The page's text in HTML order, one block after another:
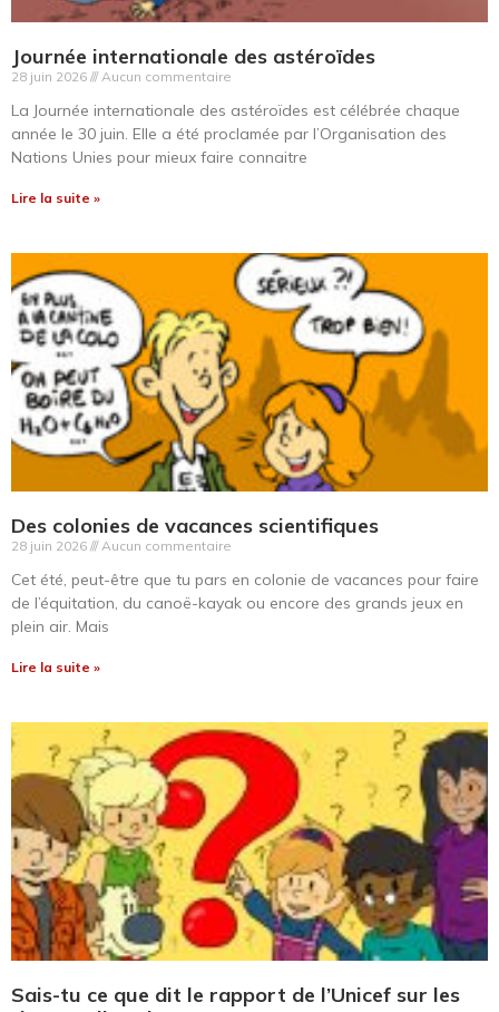
Journée internationale des astéroïdes
28 juin 2026 Aucun commentaire
La Journée internationale des astéroïdes est célébrée chaque
année le 30 juin. Elle a été proclamée par l’Organisation des
Nations Unies pour mieux faire connaitre
Lire la suite »
Des colonies de vacances scientifiques
28 juin 2026 Aucun commentaire
Cet été, peut-être que tu pars en colonie de vacances pour faire
de l’équitation, du canoë-kayak ou encore des grands jeux en
plein air. Mais
Lire la suite »
Sais-tu ce que dit le rapport de l’Unicef sur les